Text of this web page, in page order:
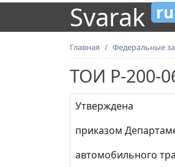
Svarak ru
Главная Федеральные
ТОИ Р-200-
Утверждена
приказом
автомобильного